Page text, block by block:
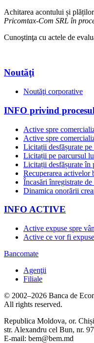
Achitarea acontului și
Pricomtax-Com SRL în
Cunoştinţa cu actele de
Noutăţi
Noutăţi corporative
INFO privind
Active spre
Active spre
Licitații desfășurate
Licitații pe parcursul
Licitații desfășurate în
Recuperarea activelor
Încasări înregistrate
Dinamica onorării
INFO ACTIVE
Active expuse spre
Active ce vor fi
Bancomate
Agenţii
Filiale
© 2002–2026 Banca de
All rights reserved.
Republica Moldova, or.
str. Alexandru cel Bun, nr.
E-mail: bem@bem.md